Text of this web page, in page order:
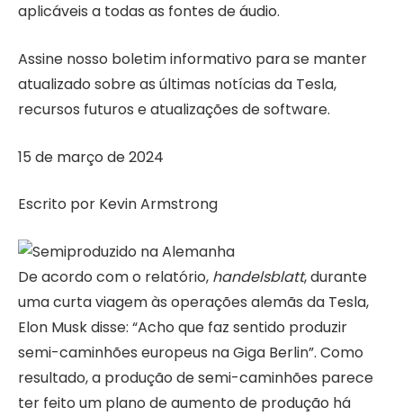
aplicáveis ​​a todas as fontes de áudio.
Assine nosso boletim informativo para se manter
atualizado sobre as últimas notícias da Tesla,
recursos futuros e atualizações de software.
15 de março de 2024
Escrito por Kevin Armstrong
De acordo com o relatório, handelsblatt, durante
uma curta viagem às operações alemãs da Tesla,
Elon Musk disse: “Acho que faz sentido produzir
semi-caminhões europeus na Giga Berlin”. Como
resultado, a produção de semi-caminhões parece
ter feito um plano de aumento de produção há